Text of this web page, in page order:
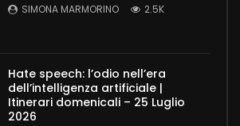
SIMONA MARMORINO 2.5K
Hate speech: l’odio nell’era
dell’intelligenza artificiale |
Itinerari domenicali – 25 Luglio
2026